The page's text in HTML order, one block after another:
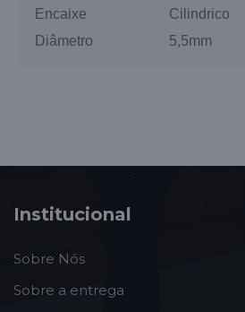
Encaixe
Cilindrico
Diâmetro
5,5mm
Institucional
Sobre Nós
Sobre a entrega